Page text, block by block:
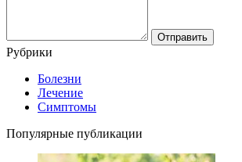
Рубрики
Болезни
Лечение
Симптомы
Популярные публикации